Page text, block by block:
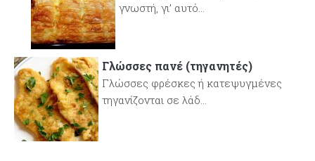
γνωστή, γι’ αυτό...
Γλώσσες πανέ (τηγανητές)
Γλώσσες φρέσκες ή κατεψυγμένες
τηγανίζονται σε λάδ...